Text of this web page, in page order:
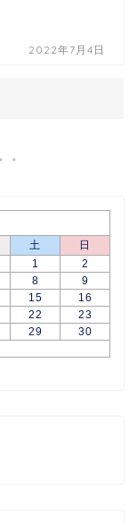
2022年7月4日
土
日
1
2
8
9
15
16
22
23
29
30